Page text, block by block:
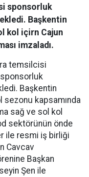
sponsorluk
Başkentin
kol içirn Cajun
imzaladı.
temsilcisi
Başkentin
sezonu kapsamında
sağ ve sol kol
sektörünün önde
ile resmi iş birliği
Cavcav
Başkan
Şen ile